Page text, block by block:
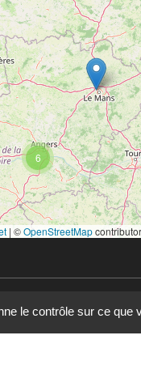
6
| ©OpenStreetMap
le contrôle sur ce que